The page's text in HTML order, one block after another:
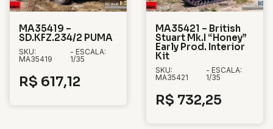
MA35419 –
SD.KFZ.234/2 PUMA
SKU:
MA35419
- ESCALA:
1/35
R$ 617,12
MA35421 – British
Stuart Mk.I “Honey”
Early Prod. Interior
Kit
SKU:
MA35421
- ESCALA:
1/35
R$ 732,25